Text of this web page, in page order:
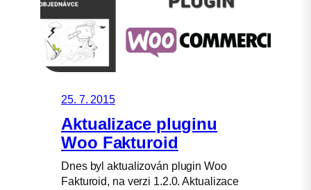
25. 7. 2015
Aktualizace pluginu
Woo Fakturoid
Dnes byl aktualizován plugin Woo
Fakturoid, na verzi 1.2.0. Aktualizace